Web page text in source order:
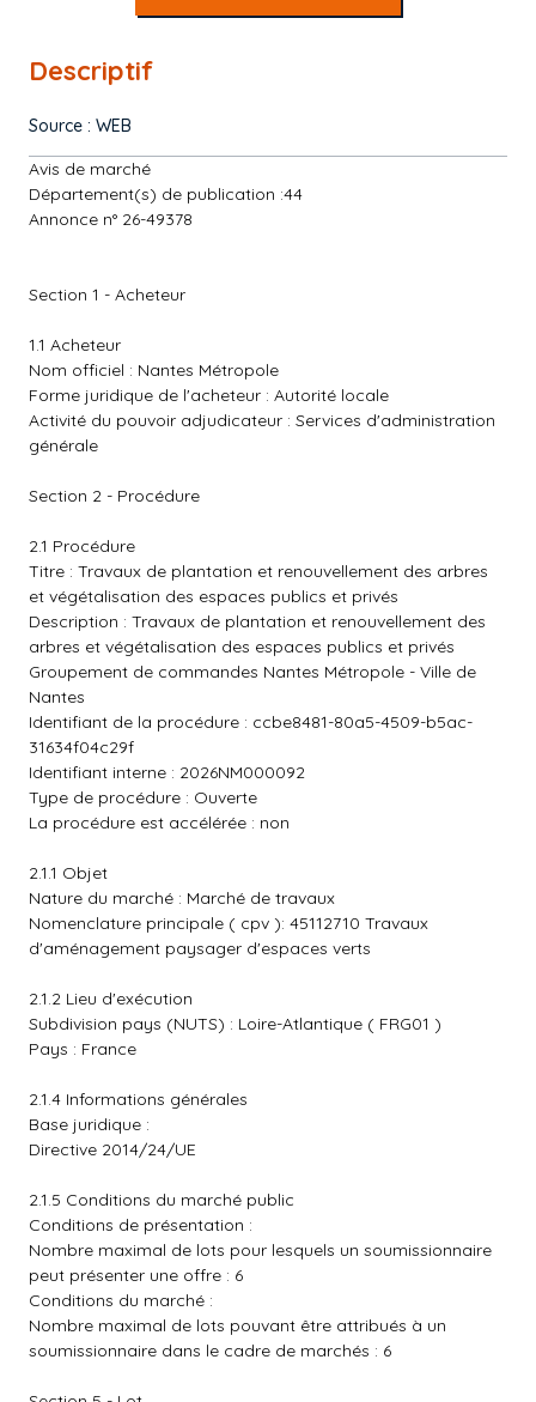
Descriptif
Source : WEB
Avis de marché
Département(s) de publication :44
Annonce n° 26-49378
Section 1 - Acheteur
1.1 Acheteur
Nom officiel : Nantes Métropole
Forme juridique de l'acheteur : Autorité locale
Activité du pouvoir adjudicateur : Services d'administration
générale
Section 2 - Procédure
2.1 Procédure
Titre : Travaux de plantation et renouvellement des arbres
et végétalisation des espaces publics et privés
Description : Travaux de plantation et renouvellement des
arbres et végétalisation des espaces publics et privés
Groupement de commandes Nantes Métropole - Ville de
Nantes
Identifiant de la procédure : ccbe8481-80a5-4509-b5ac-
31634f04c29f
Identifiant interne : 2026NM000092
Type de procédure : Ouverte
La procédure est accélérée : non
2.1.1 Objet
Nature du marché : Marché de travaux
Nomenclature principale ( cpv ): 45112710 Travaux
d'aménagement paysager d'espaces verts
2.1.2 Lieu d'exécution
Subdivision pays (NUTS) : Loire-Atlantique ( FRG01 )
Pays : France
2.1.4 Informations générales
Base juridique :
Directive 2014/24/UE
2.1.5 Conditions du marché public
Conditions de présentation :
Nombre maximal de lots pour lesquels un soumissionnaire
peut présenter une offre : 6
Conditions du marché :
Nombre maximal de lots pouvant être attribués à un
soumissionnaire dans le cadre de marchés : 6